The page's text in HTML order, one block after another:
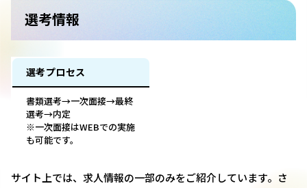
選考情報
選考プロセス
書類選考→一次面接→最終
選考→内定
※一次面接はWEBでの実施
も可能です。
サイト上では、求人情報の一部のみをご紹介しています。さ